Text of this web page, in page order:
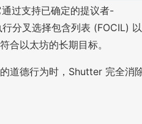
通过支持已确定的提议者-
分叉选择包含列表 (FOCIL) 以
合以太坊的长期目标。
道德行为时，Shutter 完全消